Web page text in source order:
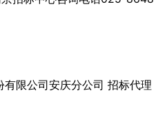
限公司安庆分公司 招标代理